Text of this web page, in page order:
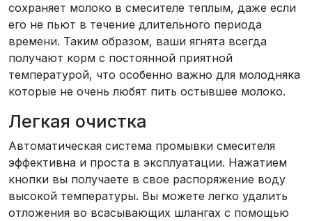
сохраняет молоко в смесителе теплым, даже если
его не пьют в течение длительного периода
времени. Таким образом, ваши ягнята всегда
получают корм с постоянной приятной
температурой, что особенно важно для молодняка
которые не очень любят пить остывшее молоко.
Легкая очистка
Автоматическая система промывки смесителя
эффективна и проста в эксплуатации. Нажатием
кнопки вы получаете в свое распоряжение воду
высокой температуры. Вы можете легко удалить
отложения во всасывающих шлангах с помощью